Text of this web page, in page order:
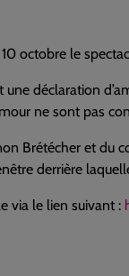
octobre le
déclaration
ne sont pas
Brétécher et du
derrière
via le lien suivant :